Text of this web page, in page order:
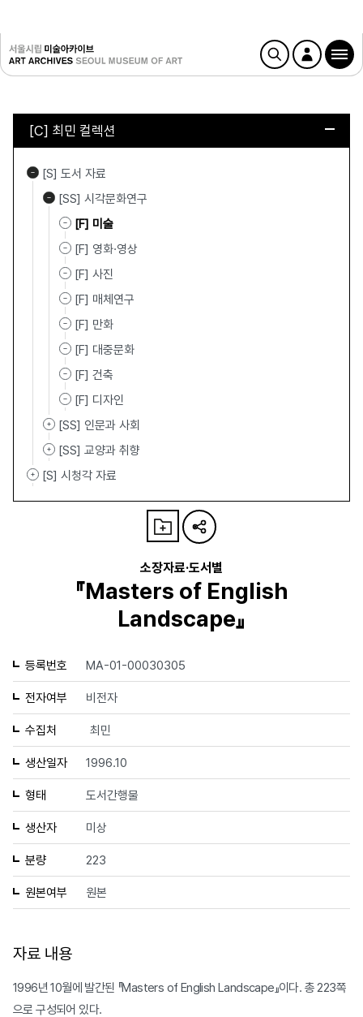
[C] 최민 컬렉션
[S] 도서 자료
[SS] 시각문화연구
[F] 미술
[F] 영화·영상
[F] 사진
[F] 매체연구
[F] 만화
[F] 대중문화
[F] 건축
[F] 디자인
[SS] 인문과 사회
[SS] 교양과 취향
[S] 시청각 자료
소장자료·도서별
『Masters of English
Landscape』
등록번호 MA-01-00030305
전자여부 비전자
수집처 최민
생산일자 1996.10
형태 도서간행물
생산자 미상
분량 223
원본여부 원본
자료 내용
1996년 10월에 발간된 『Masters of English Landscape』이다. 총 223쪽
으로 구성되어 있다.